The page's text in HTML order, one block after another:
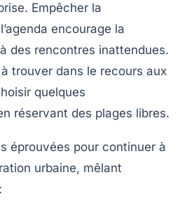
Empêcher la
encourage la
des rencontres inattendues.
trouver dans le recours aux
quelques
réservant des plages libres.
éprouvées pour continuer à
urbaine, mêlant